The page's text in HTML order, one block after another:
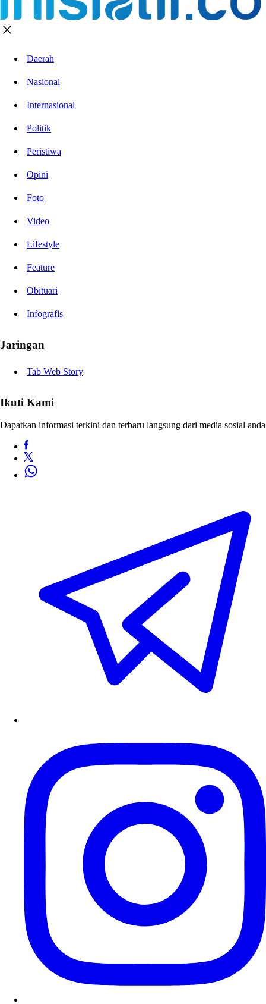
Daerah
Nasional
Internasional
Politik
Peristiwa
Opini
Foto
Video
Lifestyle
Feature
Obituari
Infografis
Jaringan
Tab Web Story
Ikuti Kami
Dapatkan informasi terkini dan terbaru langsung dari media sosial anda